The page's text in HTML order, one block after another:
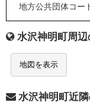
地方公共団体コー
水沢神明町周辺
地図を表示
水沢神明町近